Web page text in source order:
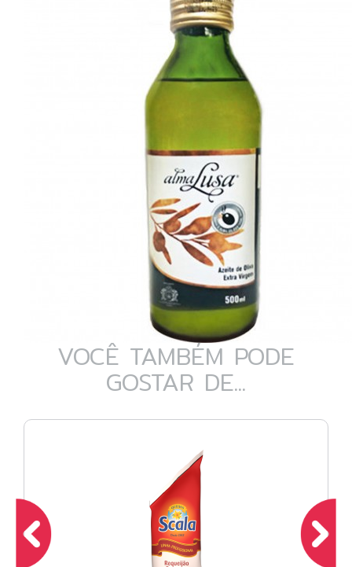
VOCÊ TAMBÉM PODE
GOSTAR DE...